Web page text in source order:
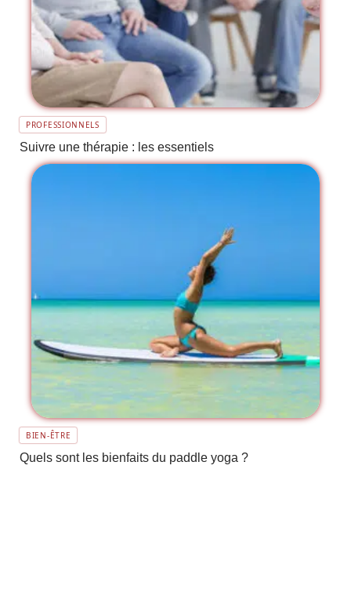
PROFESSIONNELS
Suivre une thérapie : les essentiels
BIEN-ÊTRE
Quels sont les bienfaits du paddle yoga ?